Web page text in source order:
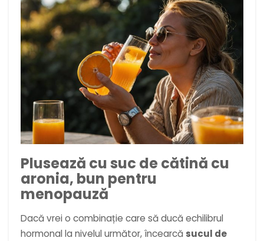
Plusează cu suc de cătină cu
aronia, bun pentru
menopauză
Dacă vrei o combinație care să ducă echilibrul
hormonal la nivelul următor, încearcă sucul de